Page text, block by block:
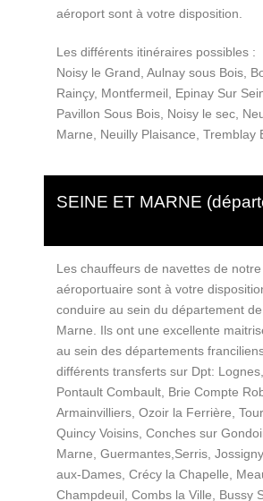
aéroport sont à votre disposition.
Les différents itinéraires possibles :
Noisy le Grand, Aulnay sous Bois,
Rainçy, Montfermeil, Epinay Sur
Pavillon Sous Bois, Noisy le sec,
Marne, Neuilly Plaisance, Tremblay
SEINE ET MARNE
Les chauffeurs de navettes de
aéroportuaire sont à votre
conduire au sein du département
Marne. Ils ont une excellente
au sein des départements
différents transferts sur Dpt: Lognes,
Pontault Combault, Brie Compte
Armainvilliers, Ozoir la Ferrière,
Quincy Voisins, Conches sur
Marne, Guermantes,Serris,
aux-Dames, Crécy la Chapelle,
Champdeuil, Combs la Ville, Bussy